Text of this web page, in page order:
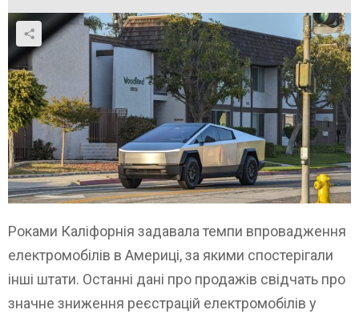
Роками Каліфорнія задавала темпи впровадження
електромобілів в Америці, за якими спостерігали
інші штати. Останні дані про продажів свідчать про
значне зниження реєстрацій електромобілів у